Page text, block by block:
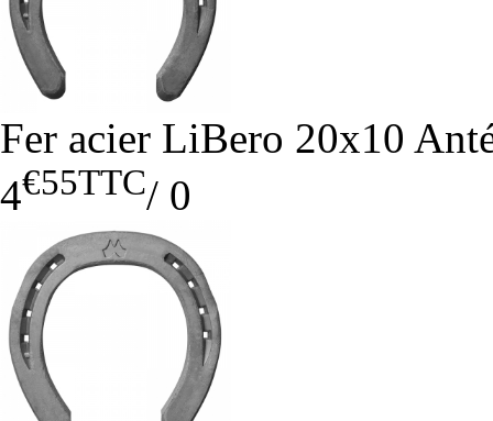
Fer acier LiBero 20x10
4€55TTC/ 0